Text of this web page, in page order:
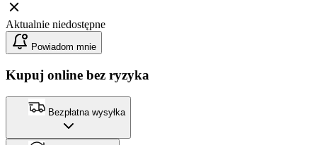
Aktualnie niedostępne
Powiadom mnie
Kupuj online bez ryzyka
Bezpłatna wysyłka